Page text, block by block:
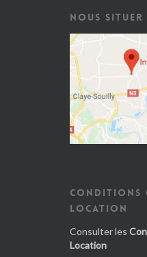
NOUS SITUER
CONDITIONS
LOCATION
Consulter les
Location